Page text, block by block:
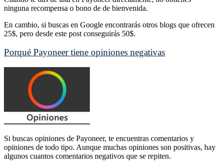
ninguna recompensa o bono de de bienvenida.
En cambio, si buscas en Google encontrarás otros blogs que ofrecen
25$, pero desde este post conseguirás 50$.
Porqué Payoneer tiene opiniones negativas
Si buscas opiniones de Payoneer, te encuentras comentarios y
opiniones de todo tipo. Aunque muchas opiniones son positivas, hay
algunos cuantos comentarios negativos que se repiten.